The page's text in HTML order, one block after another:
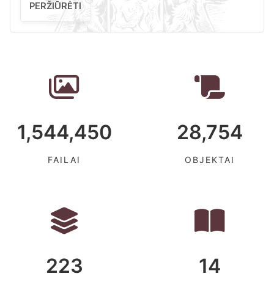
PERŽIŪRĖTI
1,544,450
FAILAI
28,754
OBJEKTAI
223 14